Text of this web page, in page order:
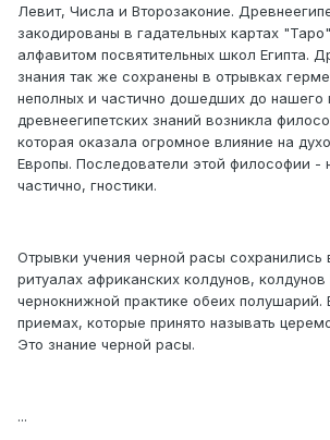
Левит, Числа и Второзаконие.
закодированы в гадательных картах
алфавитом посвятительных школ Египта.
знания так же сохранены в отрывках
неполных и частично дошедших до нашего
древнеегипетских знаний возникла
которая оказала огромное влияние на
Европы. Последователи этой философии -
частично, гностики.
Отрывки учения черной расы сохранились
ритуалах африканских колдунов,
чернокнижной практике обеих полушарий.
приемах, которые принято называть
Это знание черной расы.
...